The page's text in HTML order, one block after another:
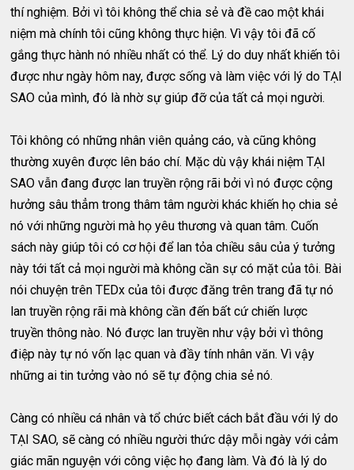
thí nghiệm. Bởi vì tôi không thể chia sẻ và đề cao một khái
niệm mà chính tôi cũng không thực hiện. Vì vậy tôi đã cố
gắng thực hành nó nhiều nhất có thể. Lý do duy nhất khiến tôi
được như ngày hôm nay, được sống và làm việc với lý do TẠI
SAO của mình, đó là nhờ sự giúp đỡ của tất cả mọi người.
Tôi không có những nhân viên quảng cáo, và cũng không
thường xuyên được lên báo chí. Mặc dù vậy khái niệm TẠI
SAO vẫn đang được lan truyền rộng rãi bởi vì nó được cộng
hưởng sâu thẳm trong thâm tâm người khác khiến họ chia sẻ
nó với những người mà họ yêu thương và quan tâm. Cuốn
sách này giúp tôi có cơ hội để lan tỏa chiều sâu của ý tưởng
này tới tất cả mọi người mà không cần sự có mặt của tôi. Bài
nói chuyện trên TEDx của tôi được đăng trên trang đã tự nó
lan truyền rộng rãi mà không cần đến bất cứ chiến lược
truyền thông nào. Nó được lan truyền như vậy bởi vì thông
điệp này tự nó vốn lạc quan và đầy tính nhân văn. Vì vậy
những ai tin tưởng vào nó sẽ tự động chia sẻ nó.
Càng có nhiều cá nhân và tổ chức biết cách bắt đầu với lý do
TẠI SAO, sẽ càng có nhiều người thức dậy mỗi ngày với cảm
giác mãn nguyện với công việc họ đang làm. Và đó là lý do